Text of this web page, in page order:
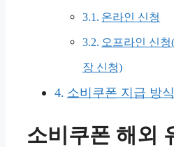
온라인 신청
오프라인 신청
장 신청)
소비쿠폰 지급 방식
소비쿠폰 해외